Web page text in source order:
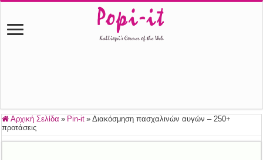
Αρχική Σελίδα » Pin-it » Διακόσμηση πασχαλινών αυγών – 250+
προτάσεις